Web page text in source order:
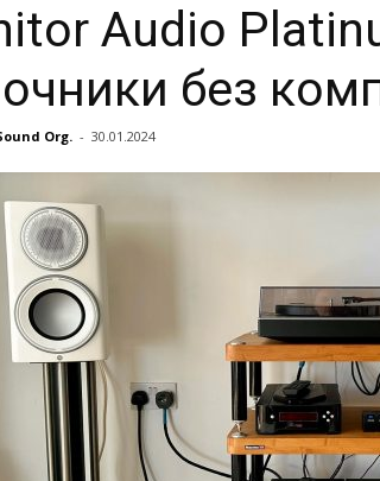
Audio
без
Org. - 30.01.2024